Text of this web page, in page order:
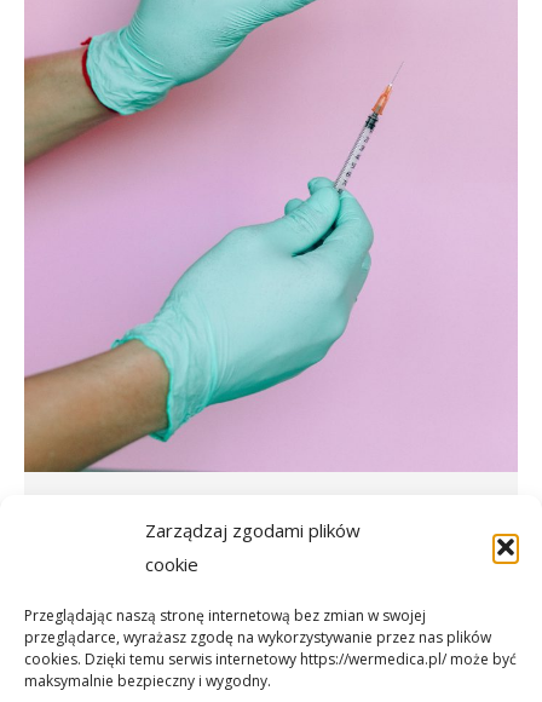
Zarządzaj zgodami plików
cookie
Przeglądając naszą stronę internetową bez zmian w swojej
przeglądarce, wyrażasz zgodę na wykorzystywanie przez nas plików
cookies. Dzięki temu serwis internetowy https://wermedica.pl/ może być
maksymalnie bezpieczny i wygodny.
Punkt szczepień